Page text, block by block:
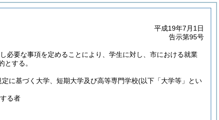
平成19年7月1日
告示第95号
必要な事項を定めることにより、学生に対し、市における就業
する。
定に基づく大学、短期大学及び高等専門学校(以下「大学等」とい
る者